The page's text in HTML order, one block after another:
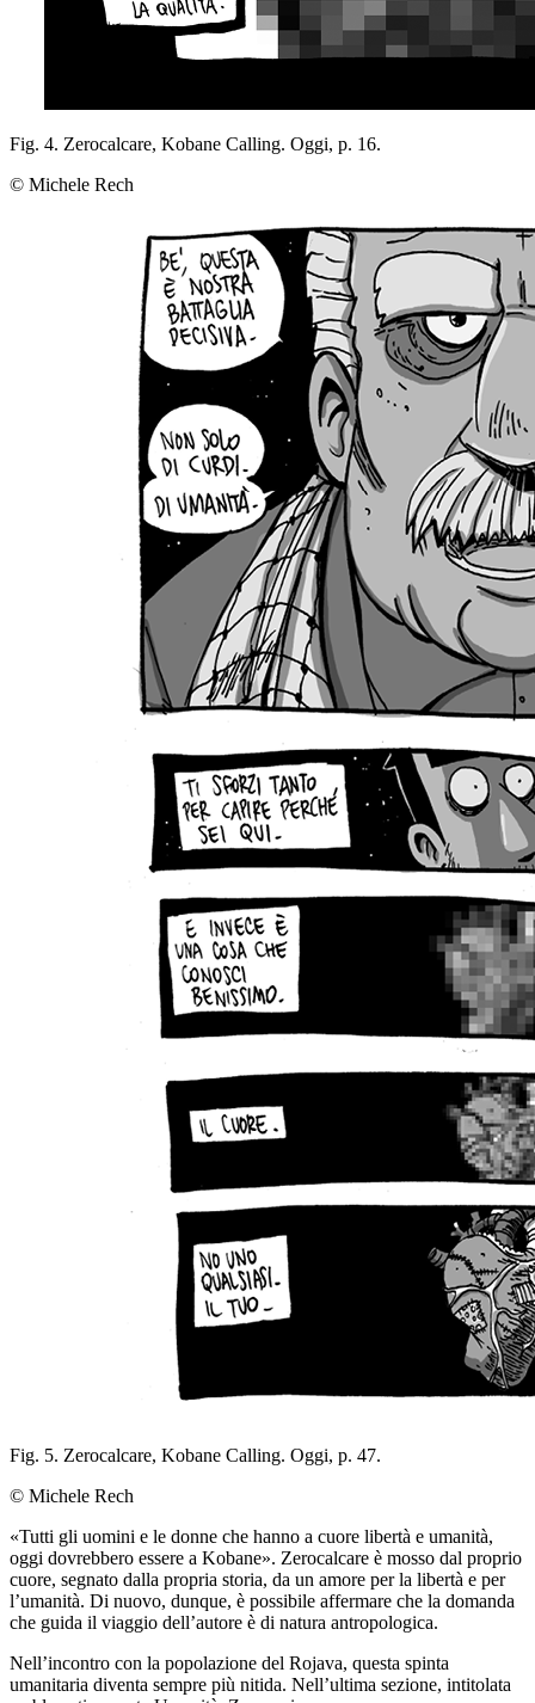
Fig. 4. Zerocalcare, Kobane Calling. Oggi, p. 16.
© Michele Rech
Fig. 5. Zerocalcare, Kobane Calling. Oggi, p. 47.
© Michele Rech
«Tutti gli uomini e le donne che hanno a cuore libertà e umanità,
oggi dovrebbero essere a Kobane». Zerocalcare è mosso dal proprio
cuore, segnato dalla propria storia, da un amore per la libertà e per
l’umanità. Di nuovo, dunque, è possibile affermare che la domanda
che guida il viaggio dell’autore è di natura antropologica.
Nell’incontro con la popolazione del Rojava, questa spinta
umanitaria diventa sempre più nitida. Nell’ultima sezione, intitolata